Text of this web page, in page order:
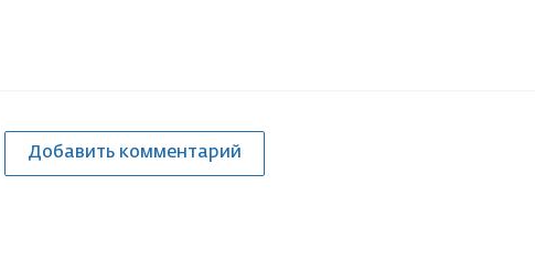
Добавить комментарий